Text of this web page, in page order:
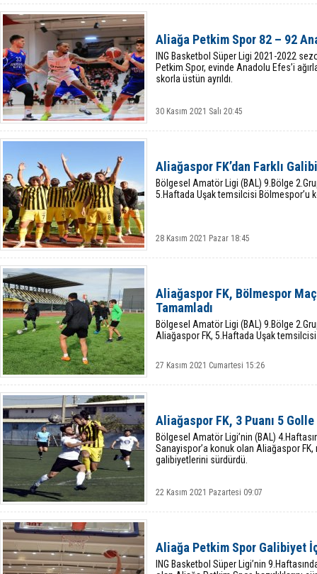
Aliağa Petkim Spor 82 – 92
ING Basketbol Süper Ligi 2021-2022
Petkim Spor, evinde Anadolu Efes’i
skorla üstün ayrıldı.
30 Kasım 2021 Salı 20:45
Aliağaspor FK’dan Farklı
Bölgesel Amatör Ligi (BAL) 9.Bölge
5.Haftada Uşak temsilcisi Bölmespor’u
28 Kasım 2021 Pazar 18:45
Aliağaspor FK, Bölmespor
Tamamladı
Bölgesel Amatör Ligi (BAL) 9.Bölge
Aliağaspor FK, 5.Haftada Uşak
27 Kasım 2021 Cumartesi 15:26
Aliağaspor FK, 3 Puanı 5 Golle
Bölgesel Amatör Ligi’nin (BAL)
Sanayispor’a konuk olan Aliağaspor
galibiyetlerini sürdürdü.
22 Kasım 2021 Pazartesi 09:07
Aliağa Petkim Spor Galibiyet
ING Basketbol Süper Ligi’nin